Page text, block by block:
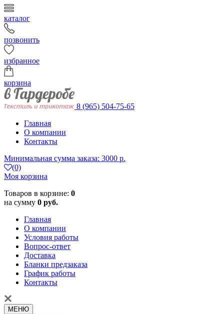
каталог
позвонить
избранное
корзина
8 (965) 504-75-65
Главная
О компании
Контакты
Минимальная сумма заказа: 3000 р.
(0)
Моя корзина
Товаров в корзине: 0
на сумму 0 руб.
Главная
О компании
Условия работы
Вопрос-ответ
Доставка
Бланки предзаказа
График работы
Контакты
МЕНЮ